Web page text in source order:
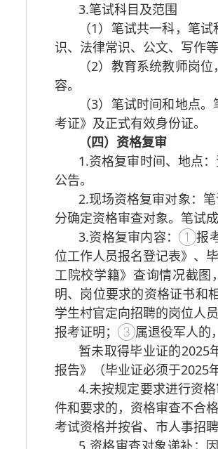
3.笔试科目及范围
（1）笔试共一科，笔
识、法律常识、公文、写作
（2）教育系统教师岗
容。
（3）笔试时间和地点
考证》及正式有效身份证。
（四）资格复审
1.资格复审时间、地点
公告。
2.现场资格复审对象：
分确定资格审查对象。笔试
3.资格复审内容：①报
位工作人员报名登记表》、
工院校学籍》查询情况截
明、岗位要求的资格证书和
学生村官定向招聘的岗位人
报考证明；③属退役军人的
暂未取得毕业证的2025
报告》（毕业证必须于2025
4.未按规定要求进行资
件和要求的，资格审查不合
考试资格并按省、市人事招
5.资格审查对象递补：